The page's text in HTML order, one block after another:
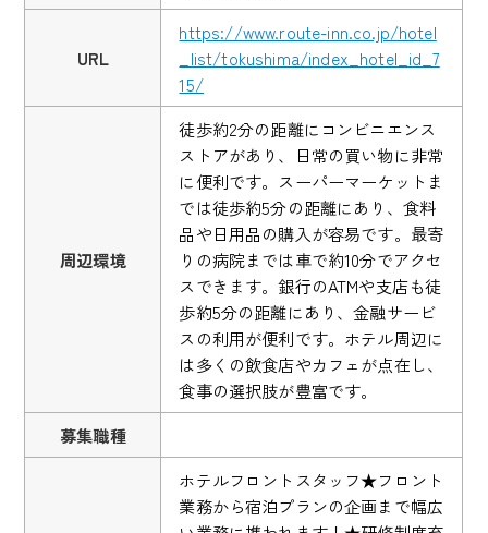
URL
https://www.route-inn.co.jp/hotel
_list/tokushima/index_hotel_id_7
15/
周辺環境
徒歩約2分の距離にコンビニエンス
ストアがあり、日常の買い物に非常
に便利です。スーパーマーケットま
では徒歩約5分の距離にあり、食料
品や日用品の購入が容易です。最寄
りの病院までは車で約10分でアクセ
スできます。銀行のATMや支店も徒
歩約5分の距離にあり、金融サービ
スの利用が便利です。ホテル周辺に
は多くの飲食店やカフェが点在し、
食事の選択肢が豊富です。
募集職種
ホテルフロントスタッフ★フロント
業務から宿泊プランの企画まで幅広